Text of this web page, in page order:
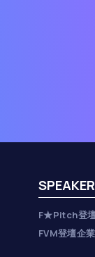
SPEAKER
F★Pitch登
FVM登壇企